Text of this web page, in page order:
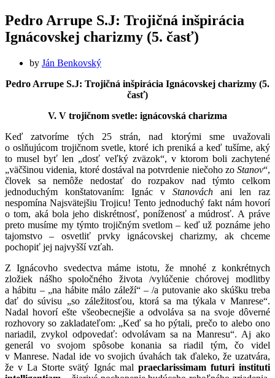
Pedro Arrupe S.J: Trojičná inšpirácia
Ignácovskej charizmy (5. časť)
by Ján Benkovský
Pedro Arrupe S.J: Trojičná inšpirácia Ignácovskej charizmy (5.
časť)
V. V trojičnom svetle: ignácovská charizma
Keď zatvoríme tých 25 strán, nad ktorými sme uvažovali
o oslňujúcom trojičnom svetle, ktoré ich preniká a keď tušíme, aký
to musel byť len „dosť veľký zväzok“, v ktorom boli zachytené
„väčšinou videnia, ktoré dostával na potvrdenie niečoho zo Stanov“,
človek sa nemôže nedostať do rozpakov nad týmto celkom
jednoduchým konštatovaním: Ignác v Stanovách ani len raz
nespomína Najsvätejšiu Trojicu! Tento jednoduchý fakt nám hovorí
o tom, aká bola jeho diskrétnosť, poníženosť a múdrosť. A práve
preto musíme my týmto trojičným svetlom – keď už poznáme jeho
tajomstvo – osvetliť prvkyignácovskej charizmy, ak chceme
pochopiť jej najvyšší vzťah.
Z Ignácovho svedectva máme istotu, že mnohé z konkrétnych
zložiek nášho spoločného života /vylúčenie chórovej modlitby
a hábitu – „na hábite málo záleží“ – /a putovanie ako skúšku treba
dať do súvisu „so záležitosťou, ktorá sa ma týkala v Manrese“.
Nadal hovorí ešte všeobecnejšie a odvoláva sa na svoje dôverné
rozhovory so zakladateľom: „Keď sa ho pýtali, prečo to alebo ono
nariadil, zvykol odpovedať: odvolávam sa na Manresu“. Aj ako
generál vo svojom spôsobe konania sa riadil tým, čo videl
v Manrese. Nadal ide vo svojich úvahách tak ďaleko, že uzatvára,
že v La Storte svätý Ignác mal praeclarissimam futuri instituti